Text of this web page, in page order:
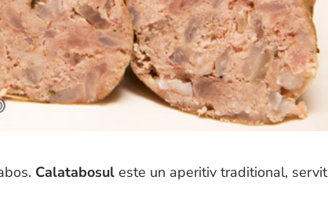
Calatabosul este un aperitiv traditional, servit